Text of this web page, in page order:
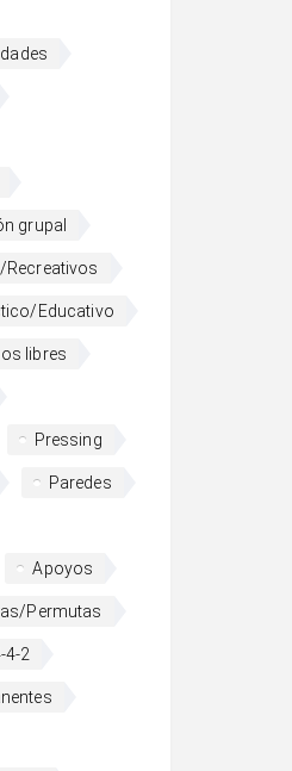
grupal
Recreativos
Educativo
libres
Pressing
Paredes
Apoyos
Permutas
4-2